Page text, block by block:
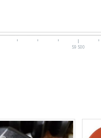
59 500